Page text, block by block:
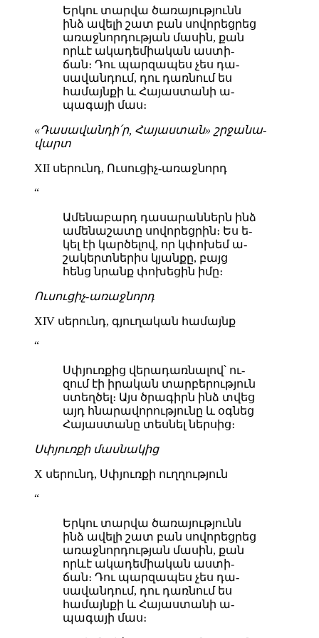
Եր­կու տար­վա ծա­ռա­յութ­յունն
ինձ ա­վե­լի շատ բան սո­վո­րեց­րեց
ա­ռաջ­նոր­դութ­յան մա­սին, քան
որևէ ա­կա­դե­միա­կան աս­տի­
ճան։ Դու պար­զա­պես չես դա­
սա­վան­դում, դու դառ­նում ես
հա­մայն­քի և Հա­յաս­տա­նի ա­
պա­գա­յի մաս։
«Դա­սա­վան­դի՛ր, Հա­յաս­տան» շրջա­նա­
վարտ
XII սե­րունդ, Ու­սու­ցիչ-ա­ռաջ­նորդ
“
Ա­մե­նա­բարդ դա­սա­րան­ներն ինձ
ա­մե­նա­շա­տը սո­վո­րեց­րին։ Ես ե­
կել էի կար­ծե­լով, որ կփո­խեմ ա­
շա­կերտ­նե­րիս կյան­քը, բայց
հենց նրանք փո­խե­ցին իմը։
Ու­սու­ցիչ-ա­ռաջ­նորդ
XIV սե­րունդ, գյու­ղա­կան հա­մայնք
“
Սփյուռ­քից վե­րա­դառ­նա­լով՝ ու­
զում էի ի­րա­կան տար­բե­րութ­յուն
ստեղ­ծել։ Այս ծրա­գիրն ինձ տվեց
այդ հնա­րա­վո­րութ­յու­նը և օգ­նեց
Հա­յաս­տա­նը տես­նել ներ­սից։
Սփյուռ­քի մաս­նա­կից
X սե­րունդ, Սփյուռ­քի ուղ­ղութ­յուն
“
Եր­կու տար­վա ծա­ռա­յութ­յունն
ինձ ա­վե­լի շատ բան սո­վո­րեց­րեց
ա­ռաջ­նոր­դութ­յան մա­սին, քան
որևէ ա­կա­դե­միա­կան աս­տի­
ճան։ Դու պար­զա­պես չես դա­
սա­վան­դում, դու դառ­նում ես
հա­մայն­քի և Հա­յաս­տա­նի ա­
պա­գա­յի մաս։